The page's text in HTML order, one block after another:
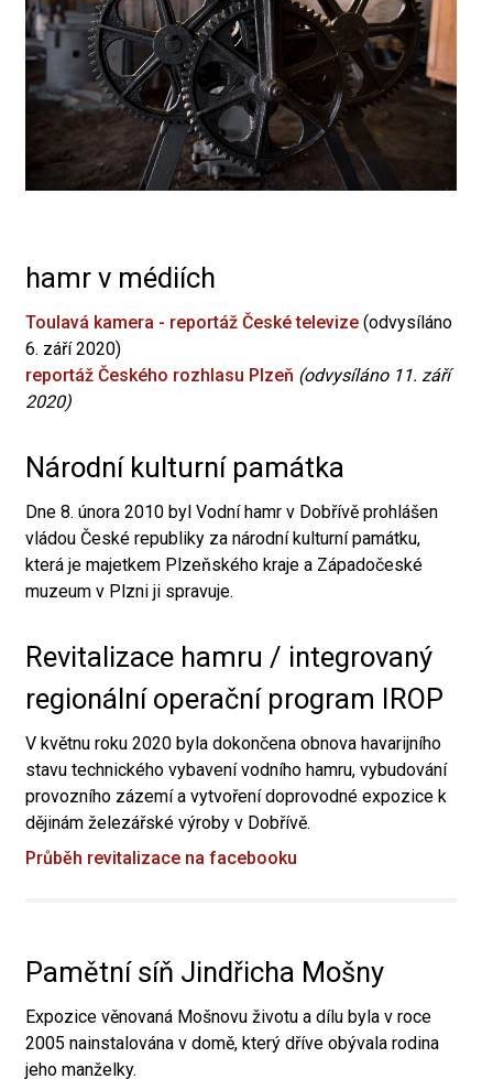
hamr v médiích
Toulavá kamera - reportáž České televize (odvysíláno
6. září 2020)
reportáž Českého rozhlasu Plzeň (odvysíláno 11. září
2020)
Národní kulturní památka
Dne 8. února 2010 byl Vodní hamr v Dobřívě prohlášen
vládou České republiky za národní kulturní památku,
která je majetkem Plzeňského kraje a Západočeské
muzeum v Plzni ji spravuje.
Revitalizace hamru / integrovaný
regionální operační program IROP
V květnu roku 2020 byla dokončena obnova havarijního
stavu technického vybavení vodního hamru, vybudování
provozního zázemí a vytvoření doprovodné expozice k
dějinám železářské výroby v Dobřívě.
Průběh revitalizace na facebooku
Pamětní síň Jindřicha Mošny
Expozice věnovaná Mošnovu životu a dílu byla v roce
2005 nainstalována v domě, který dříve obývala rodina
jeho manželky.